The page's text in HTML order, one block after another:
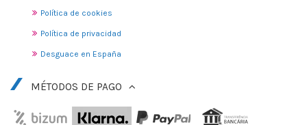
Política de cookies
Política de privacidad
Desguace en España
MÉTODOS DE PAGO